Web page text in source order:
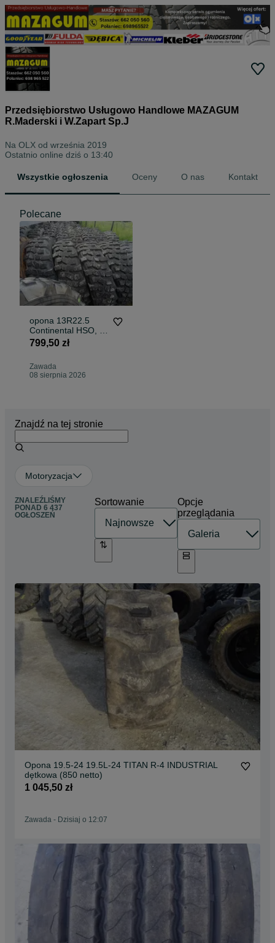
Przedsiębiorstwo Usługowo Handlowe MAZAGUM
R.Maderski i W.Zapart Sp.J
Na OLX od września 2019
Ostatnio online dziś o 13:40
Wszystkie ogłoszenia Oceny O nas Kontakt
Polecane
opona 13R22.5
Continental HSO, (
650 netto/szt)
799,50 zł
Zawada
08 sierpnia 2026
Znajdź na tej stronie
Motoryzacja
ZNALEŹLIŚMY
PONAD 6 437
OGŁOSZEŃ
Sortowanie
Opcje
przeglądania
Opona 19.5-24 19.5L-24 TITAN R-4 INDUSTRIAL
dętkowa (850 netto)
1 045,50 zł
Zawada - Dzisiaj o 12:07